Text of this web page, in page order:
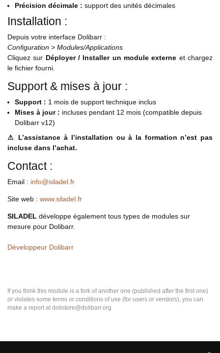
Précision décimale : support des unités décimales
Installation :
Depuis votre interface Dolibarr :
Configuration > Modules/Applications
Cliquez sur Déployer / Installer un module externe et chargez
le fichier fourni.
Support & mises à jour :
Support : 1 mois de support technique inclus
Mises à jour : incluses pendant 12 mois (compatible depuis
Dolibarr v12)
⚠ L’assistance à l’installation ou à la formation n’est pas
incluse dans l’achat.
Contact :
Email : info@siladel.fr
Site web : www.siladel.fr
SILADEL développe également tous types de modules sur
mesure pour Dolibarr.
Développeur Dolibarr
If you think this module is a fork of another one (published after the first one)
or violates some terms or conditions of use (for users or vendors), you can
make a report at dolistore@dolibarr.org